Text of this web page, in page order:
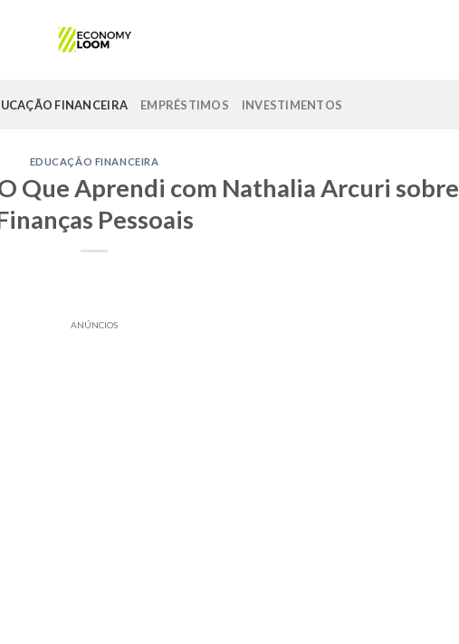
FINANCEIRA EMPRÉSTIMOS INVESTIMENTOS
EDUCAÇÃO FINANCEIRA
Que Aprendi com Nathalia Arcuri sobre
Pessoais
ANÚNCIOS